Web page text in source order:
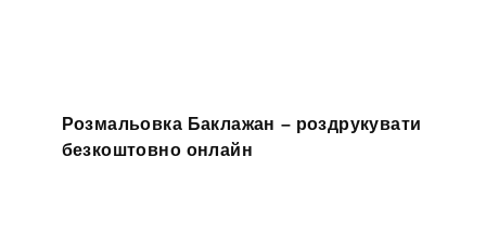
Розмальовка Баклажан – роздрукувати
безкоштовно онлайн